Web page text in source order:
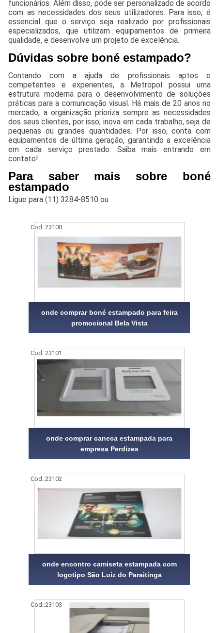
funcionários. Além disso, pode ser personalizado de acordo
com as necessidades dos seus utilizadores. Para isso, é
essencial que o serviço seja realizado por profissionais
especializados, que utilizam equipamentos de primeira
qualidade, e desenvolve um projeto de excelência.
Dúvidas sobre boné estampado?
Contando com a ajuda de profissionais aptos e
competentes e experientes, a Metropol possui uma
estrutura moderna para o desenvolvimento de soluções
práticas para a comunicação visual. Há mais de 20 anos no
mercado, a organização prioriza sempre as necessidades
dos seus clientes, por isso, inova em cada trabalho, seja de
pequenas ou grandes quantidades. Por isso, conta com
equipamentos de última geração, garantindo a excelência
em cada serviço prestado. Saiba mais entrando em
contato!
Para saber mais sobre boné
estampado
Ligue para(11) 3284-8510 ou
Cod.:23100
onde comprar boné estampado para feira
promocional Bela Vista
Cod.:23101
onde comprar caneca estampada para
empresa Perdizes
Cod.:23102
onde encontro camiseta estampada com
logotipo São Luiz do Paraitinga
Cod.:23103